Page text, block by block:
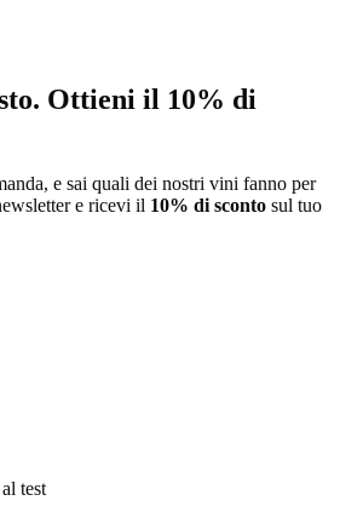
Ottieni il 10% di
e sai quali dei nostri vini fanno per
e ricevi il 10% di sconto sul tuo
test